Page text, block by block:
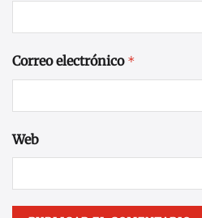
Correo electrónico *
Web